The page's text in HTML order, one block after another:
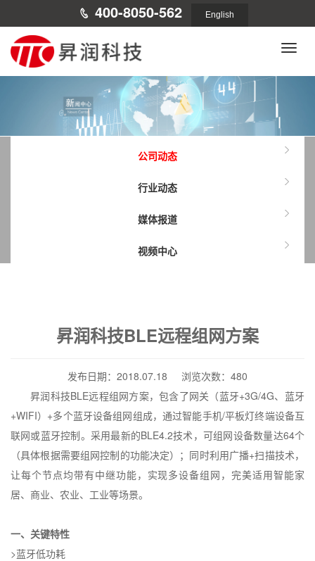
400-8050-562 English
Toggle
公司动态
行业动态
媒体报道
视频中心
昇润科技BLE远程组网方案
发布日期：2018.07.18 浏览次数：480
昇润科技BLE远程组网方案，包含了网关（蓝牙+3G/4G、蓝牙
+WIFI） +多个蓝牙设备组网组成，通过智能手机/平板灯终端设备互
联网或蓝牙控制。采用最新的BLE4.2技术，可组网设备数量达64个
（具体根据需要组网控制的功能决定）；同时利用广播+扫描技术，
让每个节点均带有中继功能，实现多设备组网，完美适用智能家
居、商业、农业、工业等场景。
一、关键特性
>蓝牙低功耗